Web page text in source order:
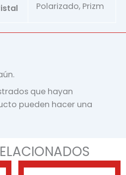
Polarizado, Prizm
que hayan
pueden hacer una